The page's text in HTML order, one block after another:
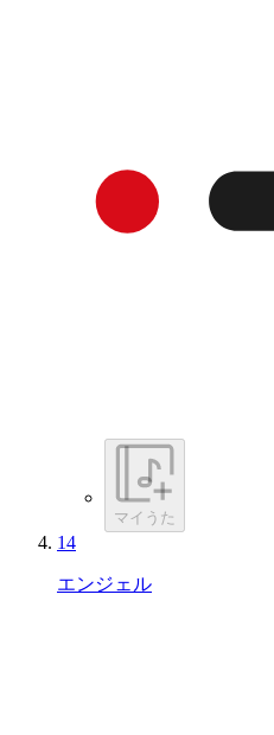
マイうた
14
エンジェル